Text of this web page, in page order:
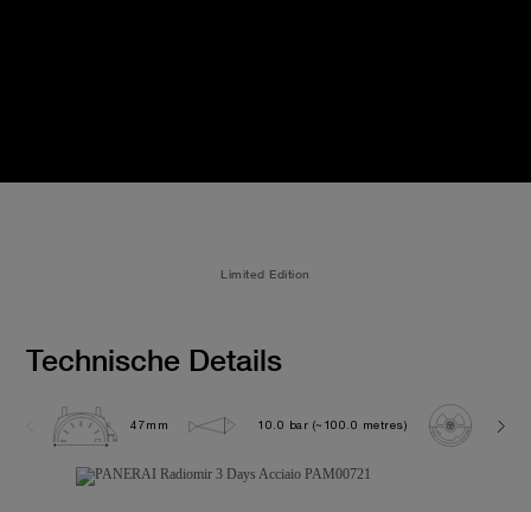
Limited Edition
Technische Details
47mm 10.0 bar (~100.0 metres)